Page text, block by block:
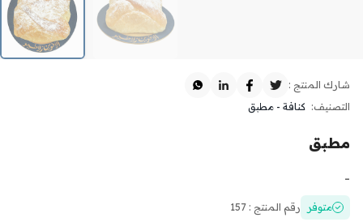
التصنيف: كنافة - مطبق
شارك المنتج :
مطبق
-
متوفر رقم المنتج : 157